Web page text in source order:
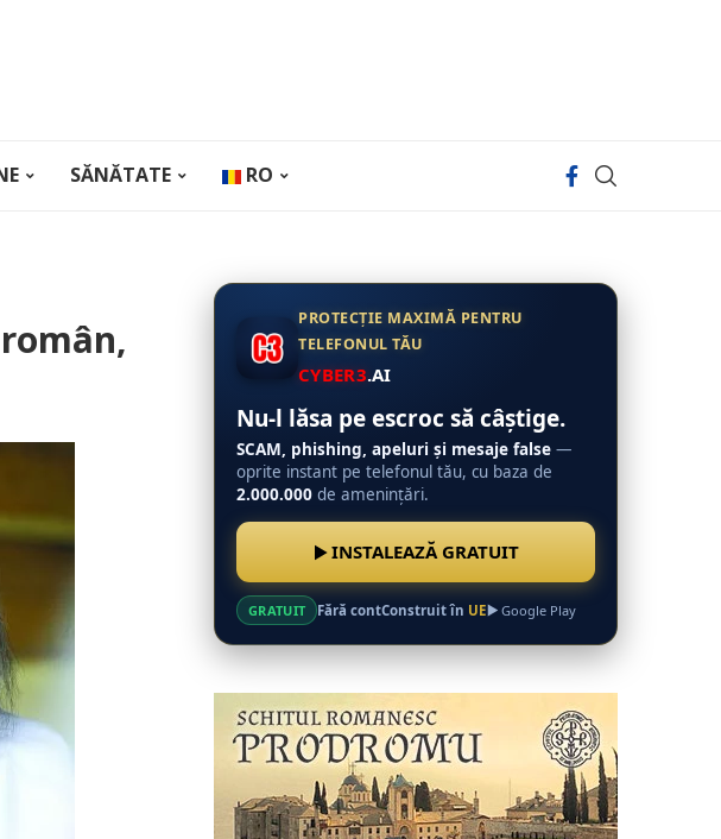
SĂNĂTATE RO
PROTECȚIE MAXIMĂ PENTRU
TELEFONUL TĂU
CYBER3.AI
Nu-l lăsa pe escroc să câștige.
SCAM, phishing, apeluri și mesaje false —
oprite instant pe telefonul tău, cu baza de
2.000.000 de amenințări.
INSTALEAZĂ GRATUIT
GRATUIT Fără contConstruit în UE Google Play